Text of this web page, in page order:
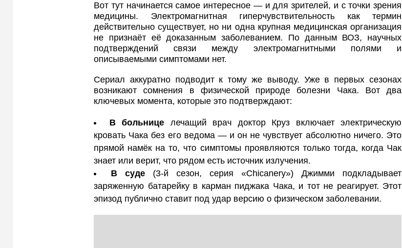
Вот тут начинается самое интересное — и для зрителей, и с точки зрения
медицины. Электромагнитная гиперчувствительность как термин
действительно существует, но ни одна крупная медицинская организация
не признаёт её доказанным заболеванием. По данным ВОЗ, научных
подтверждений связи между электромагнитными полями и
описываемыми симптомами нет.
Сериал аккуратно подводит к тому же выводу. Уже в первых сезонах
возникают сомнения в физической природе болезни Чака. Вот два
ключевых момента, которые это подтверждают:
В больнице лечащий врач доктор Круз включает электрическую
кровать Чака без его ведома — и он не чувствует абсолютно ничего. Это
прямой намёк на то, что симптомы проявляются только тогда, когда Чак
знает или верит, что рядом есть источник излучения.
В суде (3-й сезон, серия «Chicanery») Джимми подкладывает
заряженную батарейку в карман пиджака Чака, и тот не реагирует. Этот
эпизод публично ставит под удар версию о физическом заболевании.